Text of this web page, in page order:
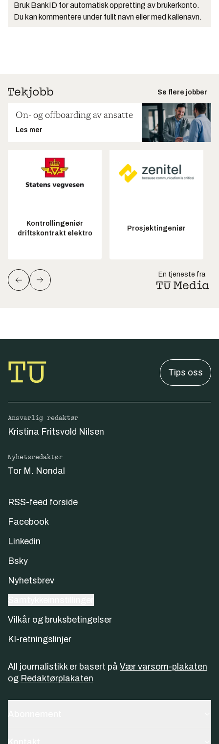
Bruk BankID for automatisk oppretting av brukerkonto.
Du kan kommentere under fullt navn eller med kallenavn.
Se flere jobber
On- og offboarding av ansatte
Les mer
Kontrollingeniør
driftskontrakt elektro
Prosjektingeniør
En tjeneste fra
Tips oss
Ansvarlig redaktør
Kristina Fritsvold Nilsen
Nyhetsredaktør
Tor M. Nondal
RSS-feed forside
Facebook
Linkedin
Bsky
Nyhetsbrev
Vilkår og bruksbetingelser
KI-retningslinjer
All journalistikk er basert på Vær varsom-plakaten
og Redaktørplakaten